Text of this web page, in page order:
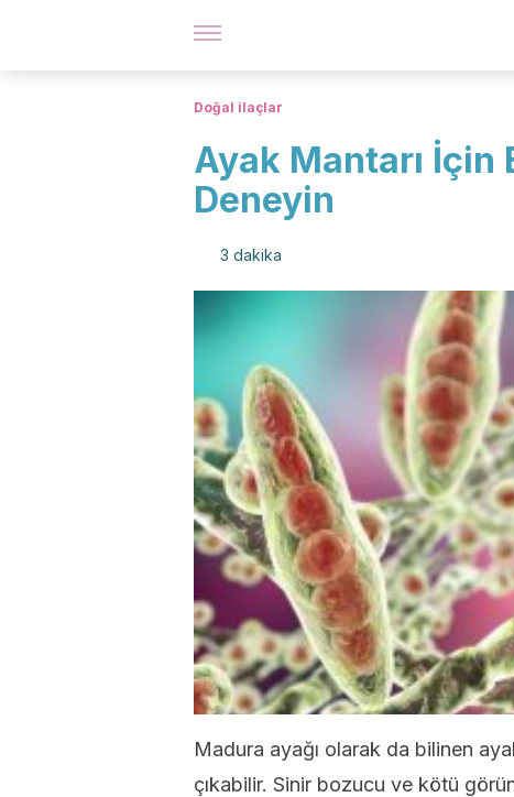
Doğal ilaçlar
Ayak Mantarı İçin
Deneyin
3 dakika
Madura ayağı olarak da bilinen
çıkabilir. Sinir bozucu ve kötü